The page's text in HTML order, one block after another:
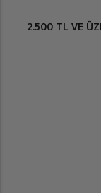
2.500 TL VE